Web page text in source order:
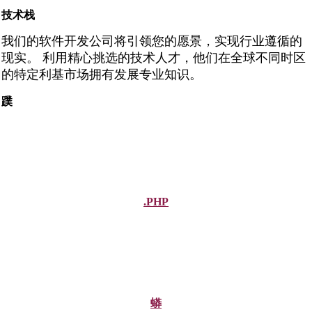
技术栈
我们的软件开发公司将引领您的愿景，实现行业遵循的
现实。 利用精心挑选的技术人才，他们在全球不同时区
的特定利基市场拥有发展专业知识。
蹼
.PHP
蟒